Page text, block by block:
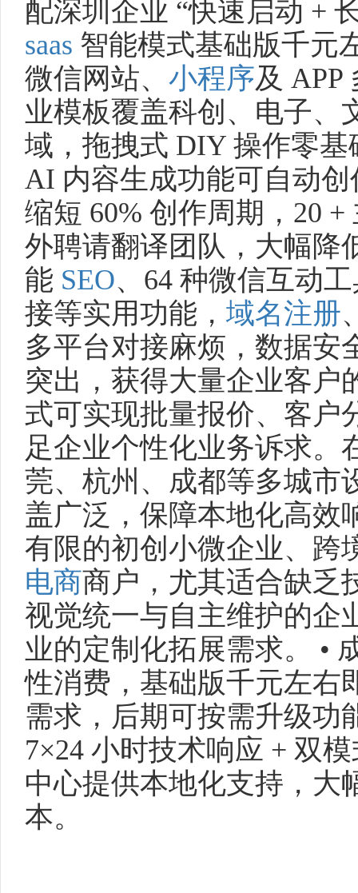
配深圳企业 “快速启动 +
saas 智能模式基础版千元
微信网站、 小程序及 APP
业模板覆盖科创、电子、
域，拖拽式 DIY 操作零
AI 内容生成功能可自动
缩短 60% 创作周期，20
外聘请翻译团队，大幅降
能 SEO、64 种微信互动
接等实用功能， 域名注册
多平台对接麻烦，数据安
突出，获得大量企业客户
式可实现批量报价、客户
足企业个性化业务诉求。
莞、杭州、成都等多城市
盖广泛，保障本地化高效
有限的初创小微企业、跨
电商商户，尤其适合缺乏
视觉统一与自主维护的企
业的定制化拓展需求。 •
性消费，基础版千元左右
需求，后期可按需升级功
7×24 小时技术响应 + 双
中心提供本地化支持，大
本。